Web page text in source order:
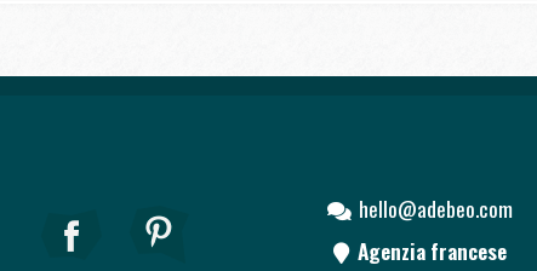
hello@adebeo.com
Agenzia francese